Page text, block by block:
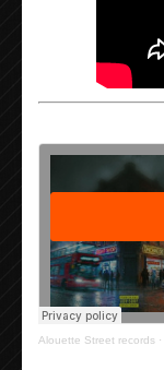
Alouette Street records ·